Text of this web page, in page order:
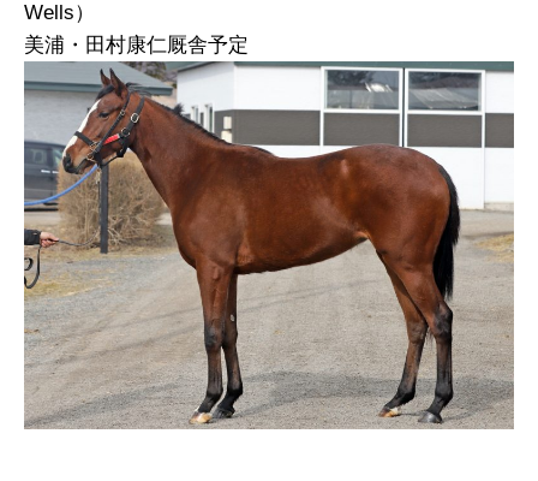
Wells）
美浦・田村康仁厩舎予定